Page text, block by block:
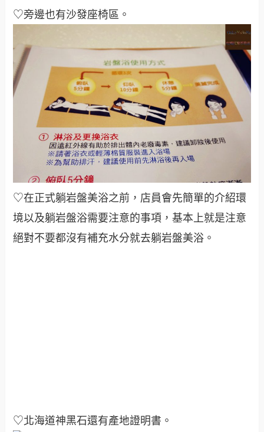
♡旁邊也有沙發座椅區。
♡在正式躺岩盤美浴之前，店員會先簡單的介紹環
境以及躺岩盤浴需要注意的事項，基本上就是注意
絕對不要都沒有補充水分就去躺岩盤美浴。
♡北海道神黑石還有產地證明書。